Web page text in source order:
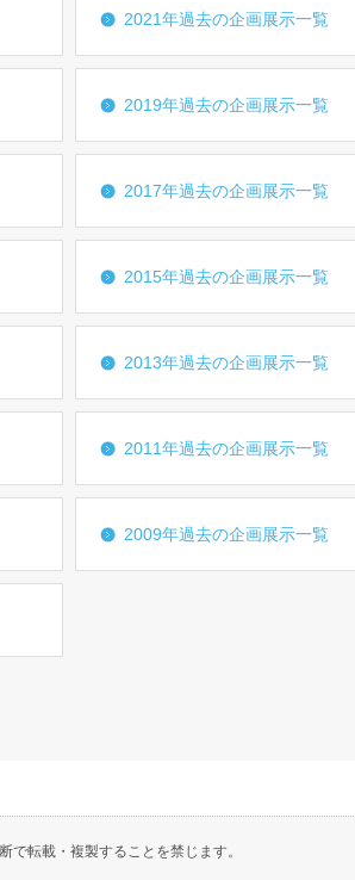
2021年過去の企画展示一覧
2019年過去の企画展示一覧
2017年過去の企画展示一覧
2015年過去の企画展示一覧
2013年過去の企画展示一覧
2011年過去の企画展示一覧
2009年過去の企画展示一覧
で転載・複製することを禁じます。